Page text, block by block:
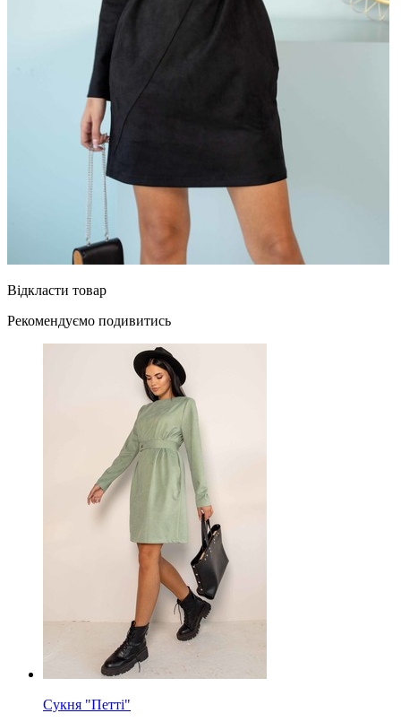
Відкласти товар
Рекомендуємо подивитись
Сукня "Петті"